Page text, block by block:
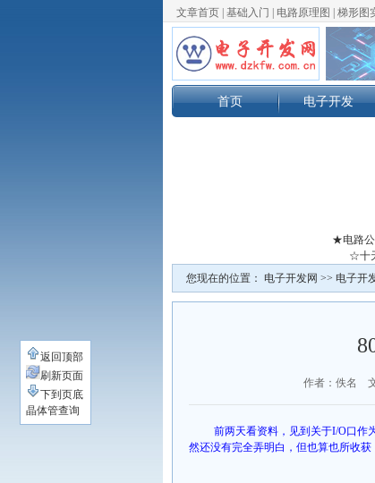
文章首页 基础入门 电路原理图 梯形图
首页 电子开发
★电路公
☆十
您现在的位置： 电子开发网 >> 电子开
作者：佚名
前两天看资料，见到关于I/O口作
然还没有完全弄明白，但也算也所收获
返回顶部
刷新页面
下到页底
晶体管查询